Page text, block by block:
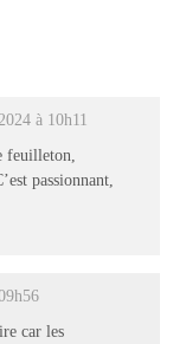
à 10h11
feuilleton,
passionnant,
car les